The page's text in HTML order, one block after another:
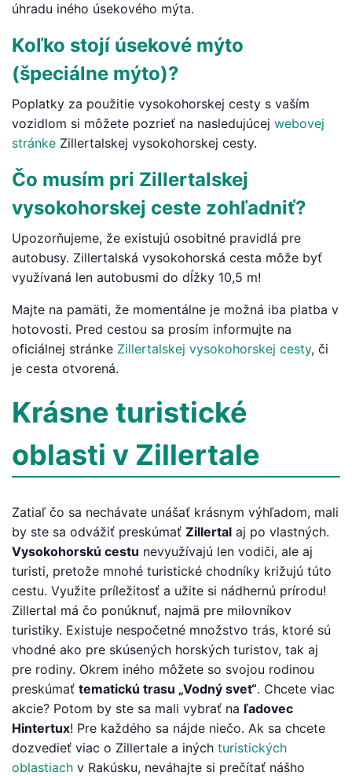
úhradu iného úsekového mýta.
Koľko stojí úsekové mýto
(špeciálne mýto)?
Poplatky za použitie vysokohorskej cesty s vaším
vozidlom si môžete pozrieť na nasledujúcej webovej
stránke Zillertalskej vysokohorskej cesty.
Čo musím pri Zillertalskej
vysokohorskej ceste zohľadniť?
Upozorňujeme, že existujú osobitné pravidlá pre
autobusy. Zillertalská vysokohorská cesta môže byť
využívaná len autobusmi do dĺžky 10,5 m!
Majte na pamäti, že momentálne je možná iba platba v
hotovosti. Pred cestou sa prosím informujte na
oficiálnej stránke Zillertalskej vysokohorskej cesty, či
je cesta otvorená.
Krásne turistické
oblasti v Zillertale
Zatiaľ čo sa nechávate unášať krásnym výhľadom, mali
by ste sa odvážiť preskúmať Zillertal aj po vlastných.
Vysokohorskú cestu nevyužívajú len vodiči, ale aj
turisti, pretože mnohé turistické chodníky križujú túto
cestu. Využite príležitosť a užite si nádhernú prírodu!
Zillertal má čo ponúknuť, najmä pre milovníkov
turistiky. Existuje nespočetné množstvo trás, ktoré sú
vhodné ako pre skúsených horských turistov, tak aj
pre rodiny. Okrem iného môžete so svojou rodinou
preskúmať tematickú trasu „Vodný svet“. Chcete viac
akcie? Potom by ste sa mali vybrať na ľadovec
Hintertux! Pre každého sa nájde niečo. Ak sa chcete
dozvedieť viac o Zillertale a iných turistických
oblastiach v Rakúsku, neváhajte si prečítať nášho